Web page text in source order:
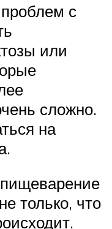
с
или
сложно.
на
только, что